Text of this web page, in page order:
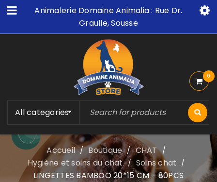
Animalerie Domaine Animalia : Rue Dr.
Graulle, Sousse
All categories
0
Accueil / Boutique / CHAT /
Hygiène et soins du chat / Soins chat /
LINGETTES BAMBOO 20*15 CM – 80PCS